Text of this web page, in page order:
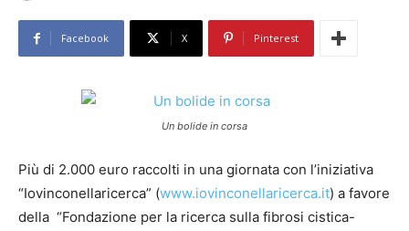
Facebook X Pinterest
Un bolide in corsa
Più di 2.000 euro raccolti in una giornata con l’iniziativa
“Iovinconellaricerca” (www.iovinconellaricerca.it) a favore
della “Fondazione per la ricerca sulla fibrosi cistica-